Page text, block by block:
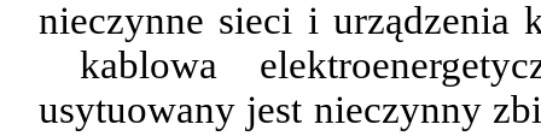
nieczynne sieci i urządzenia
kablowa
usytuowany jest nieczynny